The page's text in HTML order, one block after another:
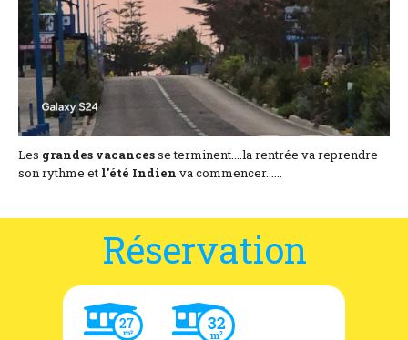
Les grandes vacancesse terminent....la rentrée va reprendre
son rythme et l'été Indien va commencer......
Réservation